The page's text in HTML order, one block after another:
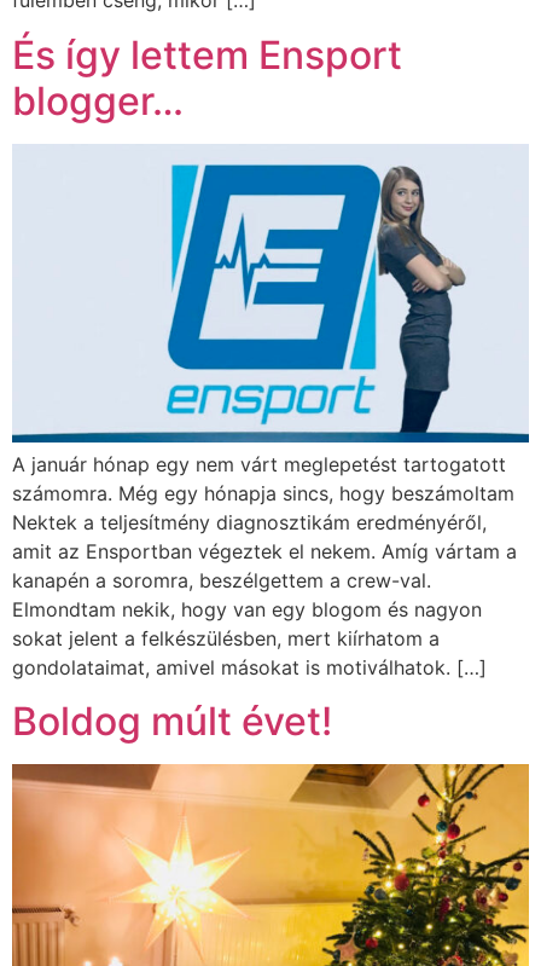
És így lettem Ensport
blogger…
A január hónap egy nem várt meglepetést tartogatott
számomra. Még egy hónapja sincs, hogy beszámoltam
Nektek a teljesítmény diagnosztikám eredményéről,
amit az Ensportban végeztek el nekem. Amíg vártam a
kanapén a soromra, beszélgettem a crew-val.
Elmondtam nekik, hogy van egy blogom és nagyon
sokat jelent a felkészülésben, mert kiírhatom a
gondolataimat, amivel másokat is motiválhatok. […]
Boldog múlt évet!